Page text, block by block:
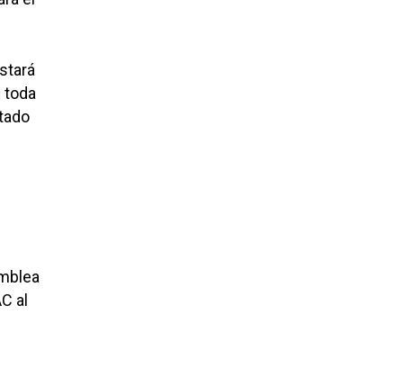
toda
al